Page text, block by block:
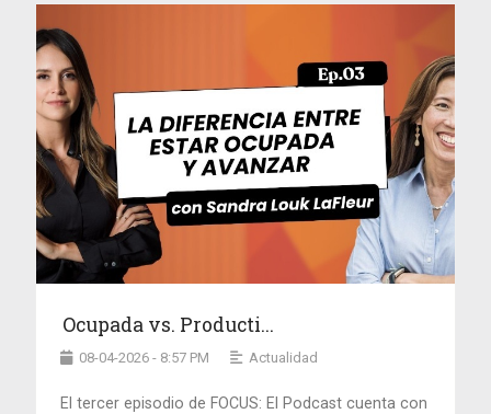
Ocupada vs. Producti...
08-04-2026 - 8:57 PM Actualidad
El tercer episodio de FOCUS: El Podcast cuenta con